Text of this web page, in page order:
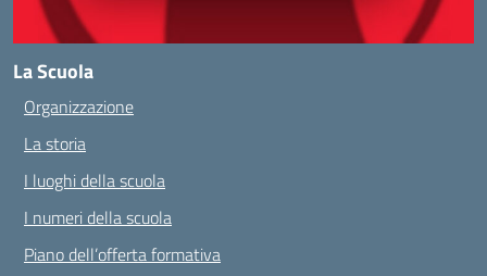
La Scuola
Organizzazione
La storia
I luoghi della scuola
I numeri della scuola
Piano dell’offerta formativa